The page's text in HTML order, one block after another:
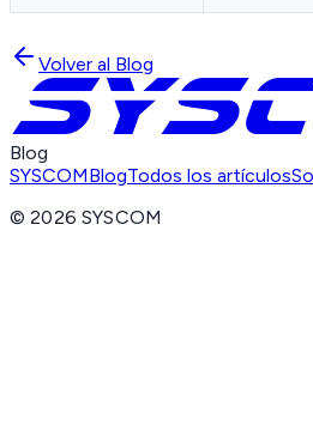
Volver al Blog
Blog
SYSCOMBlogTodos los artículos
©2026 SYSCOM